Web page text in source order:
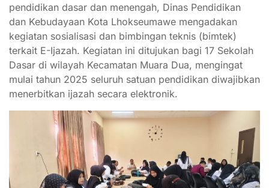
pendidikan dasar dan menengah, Dinas Pendidikan
dan Kebudayaan Kota Lhokseumawe mengadakan
kegiatan sosialisasi dan bimbingan teknis (bimtek)
terkait E-Ijazah. Kegiatan ini ditujukan bagi 17 Sekolah
Dasar di wilayah Kecamatan Muara Dua, mengingat
mulai tahun 2025 seluruh satuan pendidikan diwajibkan
menerbitkan ijazah secara elektronik.